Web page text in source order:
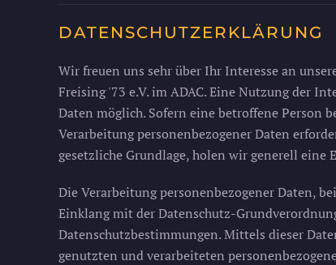
DATENSCHUTZERKLÄRUNG
Wir freuen uns sehr über Ihr Interesse an
Freising '73 e.V. im ADAC. Eine Nutzung der
Daten möglich. Sofern eine betroffene Person
Verarbeitung personenbezogener Daten
gesetzliche Grundlage, holen wir generell
Die Verarbeitung personenbezogener Daten,
Einklang mit der Datenschutz-
Datenschutzbestimmungen. Mittels dieser
genutzten und verarbeiteten